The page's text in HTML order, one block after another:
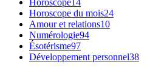
Horoscope14
Horoscope du mois24
Amour et relations10
Numérologie94
Ésotérisme97
Développement personnel38